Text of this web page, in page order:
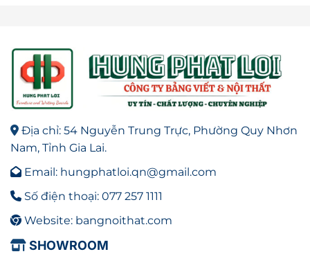
Địa chỉ: 54 Nguyễn Trung Trực, Phường Quy Nhơn
Nam, Tỉnh Gia Lai.
Email: hungphatloi.qn@gmail.com
Số điện thoại: 077 257 1111
Website: bangnoithat.com
SHOWROOM